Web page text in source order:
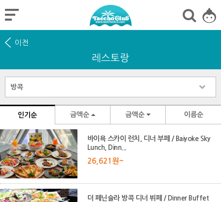
이전
레스토랑
인기순 금액순 금액순 이름순
바이욕 스카이 런치, 디너 부페 / Baiyoke Sky
Lunch, Dinn...
26,621원~
더 페닌슐라 방콕 디너 뷔페 / Dinner Buffet